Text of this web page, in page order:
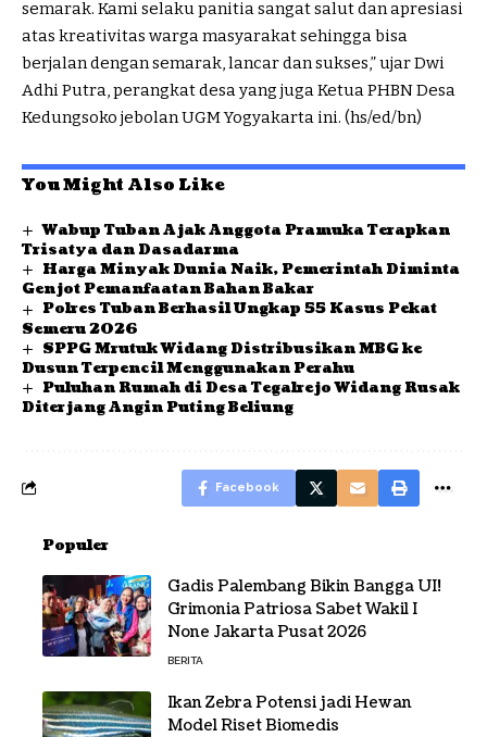
semarak. Kami selaku panitia sangat salut dan apresiasi
atas kreativitas warga masyarakat sehingga bisa
berjalan dengan semarak, lancar dan sukses,” ujar Dwi
Adhi Putra, perangkat desa yang juga Ketua PHBN Desa
Kedungsoko jebolan UGM Yogyakarta ini. (hs/ed/bn)
You Might Also Like
Wabup Tuban Ajak Anggota Pramuka Terapkan
Trisatya dan Dasadarma
Harga Minyak Dunia Naik, Pemerintah Diminta
Genjot Pemanfaatan Bahan Bakar
Polres Tuban Berhasil Ungkap 55 Kasus Pekat
Semeru 2026
SPPG Mrutuk Widang Distribusikan MBG ke
Dusun Terpencil Menggunakan Perahu
Puluhan Rumah di Desa Tegalrejo Widang Rusak
Diterjang Angin Puting Beliung
Facebook
Populer
Gadis Palembang Bikin Bangga UI!
Grimonia Patriosa Sabet Wakil I
None Jakarta Pusat 2026
BERITA
Ikan Zebra Potensi jadi Hewan
Model Riset Biomedis